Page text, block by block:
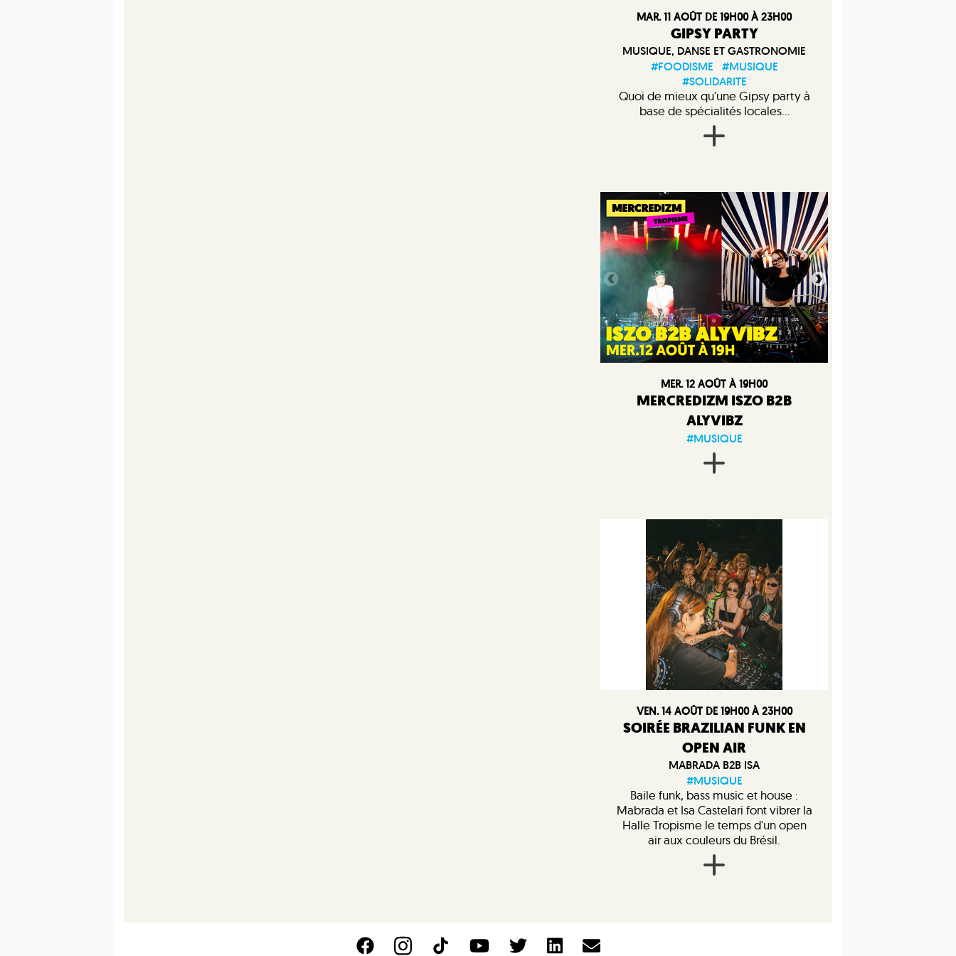
MAR. 11 AOÛT DE 19H00 À 23H00
GIPSY PARTY
MUSIQUE, DANSE ET GASTRONOMIE
#FOODISME
#MUSIQUE
#SOLIDARITE
Quoi de mieux qu'une Gipsy party à
base de spécialités locales...
MER. 12 AOÛT À 19H00
MERCREDIZM ISZO B2B
ALYVIBZ
#MUSIQUE
VEN. 14 AOÛT DE 19H00 À 23H00
SOIRÉE BRAZILIAN FUNK EN
OPEN AIR
MABRADA B2B ISA
#MUSIQUE
Baile funk, bass music et house :
Mabrada et Isa Castelari font vibrer la
Halle Tropisme le temps d'un open
air aux couleurs du Brésil.